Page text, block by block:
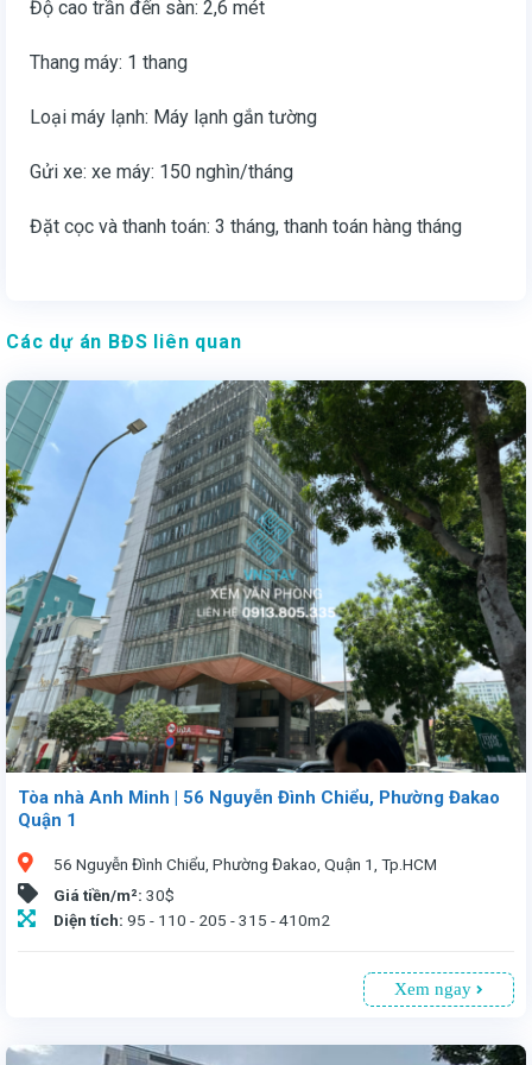
Độ cao trần đến sàn: 2,6 mét
Thang máy: 1 thang
Loại máy lạnh: Máy lạnh gắn tường
Gửi xe: xe máy: 150 nghìn/tháng
Đặt cọc và thanh toán: 3 tháng, thanh toán hàng tháng
Các dự án BĐS liên quan
Tòa nhà Anh Minh | 56 Nguyễn Đình Chiểu, Phường Đakao
Quận 1
56 Nguyễn Đình Chiểu, Phường Đakao, Quận 1, Tp.HCM
Giá tiền/m²: 30$
Diện tích: 95 - 110 - 205 - 315 - 410m2
Xem ngay